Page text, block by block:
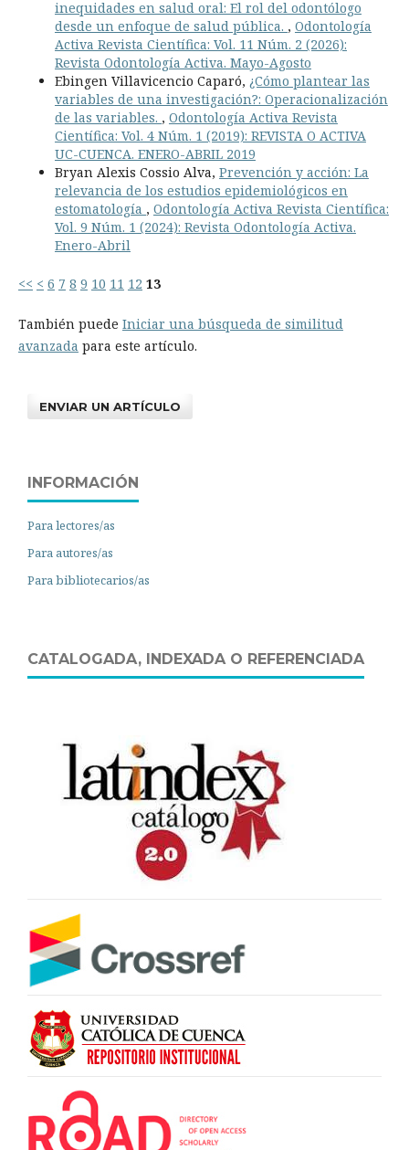
inequidades en salud oral: El rol del odontólogo
desde un enfoque de salud pública. , Odontología
Activa Revista Científica: Vol. 11 Núm. 2 (2026):
Revista Odontología Activa. Mayo-Agosto
Ebingen Villavicencio Caparó, ¿Cómo plantear las
variables de una investigación?: Operacionalización
de las variables. , Odontología Activa Revista
Científica: Vol. 4 Núm. 1 (2019): REVISTA O ACTIVA
UC-CUENCA. ENERO-ABRIL 2019
Bryan Alexis Cossio Alva, Prevención y acción: La
relevancia de los estudios epidemiológicos en
estomatología , Odontología Activa Revista Científica:
Vol. 9 Núm. 1 (2024): Revista Odontología Activa.
Enero-Abril
<< < 6 7 8 9 10 11 12 13
También puede Iniciar una búsqueda de similitud
avanzada para este artículo.
ENVIAR UN ARTÍCULO
INFORMACIÓN
Para lectores/as
Para autores/as
Para bibliotecarios/as
CATALOGADA, INDEXADA O REFERENCIADA